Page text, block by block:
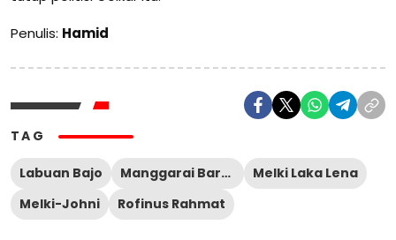
Penulis: Hamid
TAG
Labuan Bajo Manggarai Barat
Melki Laka Lena
Melki-Johni
Rofinus Rahmat